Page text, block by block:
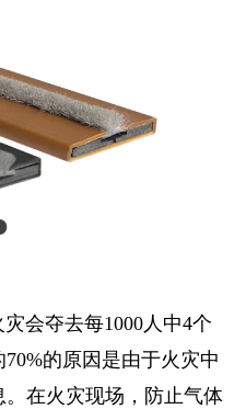
会夺去每1000人中4个
的原因是由于火灾中
在火灾现场，防止气体